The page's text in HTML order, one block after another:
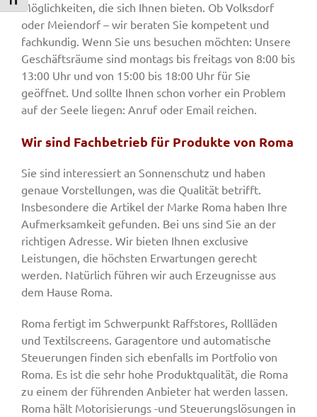
Möglichkeiten, die sich Ihnen bieten. Ob Volksdorf
oder Meiendorf – wir beraten Sie kompetent und
fachkundig. Wenn Sie uns besuchen möchten: Unsere
Geschäftsräume sind montags bis freitags von 8:00 bis
13:00 Uhr und von 15:00 bis 18:00 Uhr für Sie
geöffnet. Und sollte Ihnen schon vorher ein Problem
auf der Seele liegen: Anruf oder Email reichen.
Wir sind Fachbetrieb für Produkte von Roma
Sie sind interessiert an Sonnenschutz und haben
genaue Vorstellungen, was die Qualität betrifft.
Insbesondere die Artikel der Marke Roma haben Ihre
Aufmerksamkeit gefunden. Bei uns sind Sie an der
richtigen Adresse. Wir bieten Ihnen exclusive
Leistungen, die höchsten Erwartungen gerecht
werden. Natürlich führen wir auch Erzeugnisse aus
dem Hause Roma.
Roma fertigt im Schwerpunkt Raffstores, Rollläden
und Textilscreens. Garagentore und automatische
Steuerungen finden sich ebenfalls im Portfolio von
Roma. Es ist die sehr hohe Produktqualität, die Roma
zu einem der führenden Anbieter hat werden lassen.
Roma hält Motorisierungs -und Steuerungslösungen in